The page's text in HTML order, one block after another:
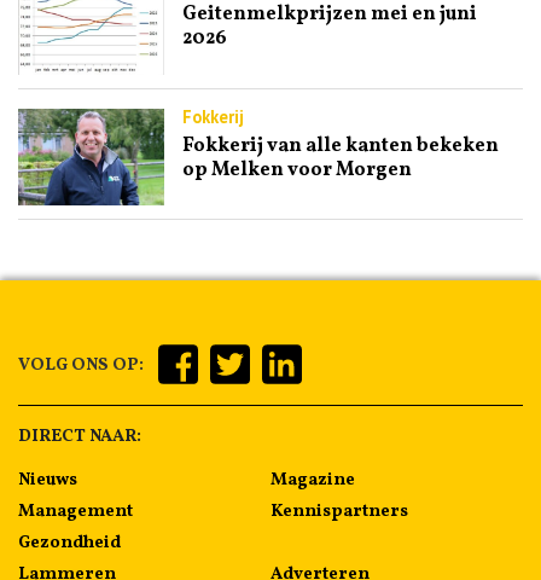
Geitenmelkprijzen mei en juni
2026
Fokkerij
Fokkerij van alle kanten bekeken
op Melken voor Morgen
VOLG ONS OP:
DIRECT NAAR:
Nieuws
Management
Gezondheid
Lammeren
Magazine
Kennispartners
Adverteren